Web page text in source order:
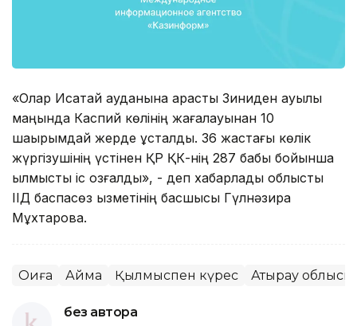
«Олар Исатай ауданына қарасты Зиниден ауылы
маңында Каспий көлінің жағалауынан 10
шақырымдай жерде ұсталды. 36 жастағы көлік
жүргізушінің үстінен ҚР ҚК-нің 287 бабы бойынша
қылмыстық іс қозғалды», - деп хабарлады облыстық
ІІД баспасөз қызметінің басшысы Гүлнәзира
Мұхтарова.
Оқиға Аймақ Қылмыспен күрес Атырау облысы
без автора